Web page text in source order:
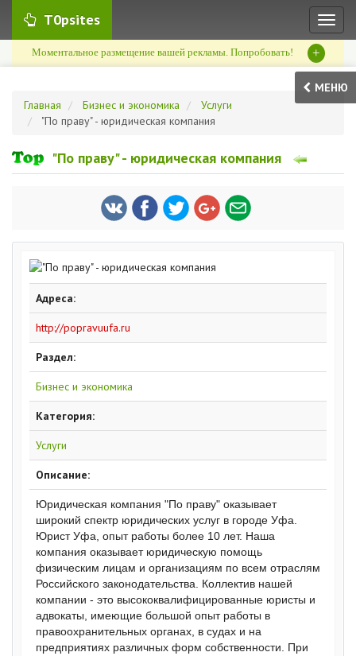
T0psites
Моментальное размещение вашей рекламы. Попробовать! +
МЕНЮ
Главная
Бизнес и экономика
Услуги
"По праву" - юридическая компания
"По праву" - юридическая компания
Адреса:
http://popravuufa.ru
Раздел:
Бизнес и экономика
Категория:
Услуги
Описание:
Юридическая компания "По праву" оказывает
широкий спектр юридических услуг в городе Уфа.
Юрист Уфа, опыт работы более 10 лет. Наша
компания оказывает юридическую помощь
физическим лицам и организациям по всем отраслям
Российского законодательства. Коллектив нашей
компании - это высококвалифицированные юристы и
адвокаты, имеющие большой опыт работы в
правоохранительных органах, в судах и на
предприятиях различных форм собственности. При